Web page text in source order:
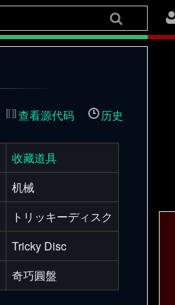
查看源代码 历史
收藏道具
机械
トリッキーディスク
Tricky Disc
奇巧圓盤